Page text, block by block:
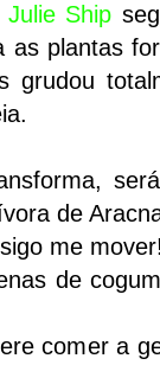
Julie Ship
as plantas
grudou
de
me
de
comer a